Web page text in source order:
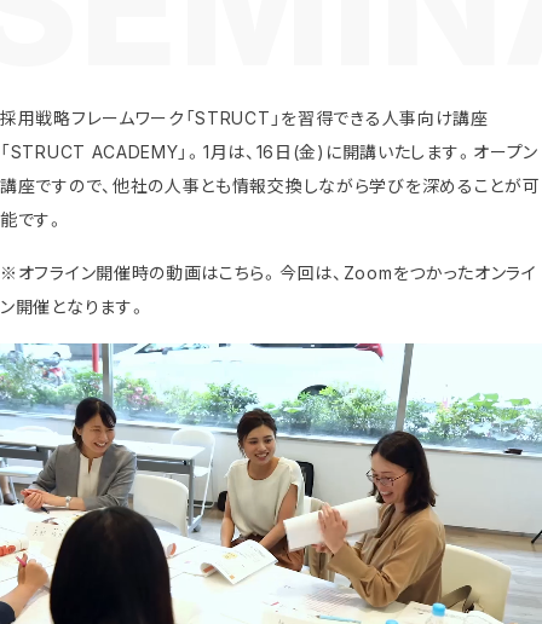
採用戦略フレームワーク「STRUCT」を習得できる人事向け講座
「STRUCT ACADEMY」。1月は、16日(金)に開講いたします。オープン
講座ですので、他社の人事とも情報交換しながら学びを深めることが可
能です。
※オフライン開催時の動画はこちら。今回は、Zoomをつかったオンライ
ン開催となります。